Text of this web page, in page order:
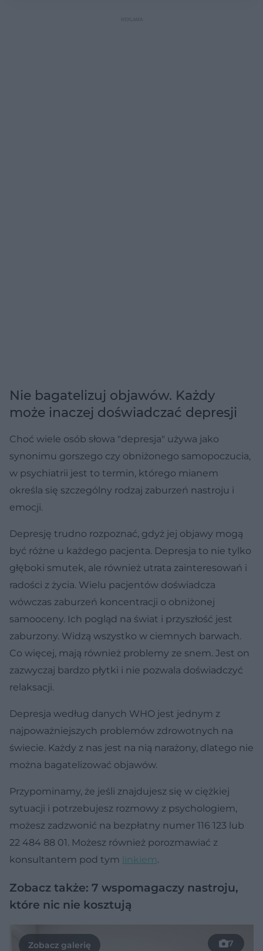
Nie bagatelizuj objawów. Każdy
może inaczej doświadczać depresji
Choć wiele osób słowa "depresja" używa jako
synonimu gorszego czy obniżonego samopoczucia,
w psychiatrii jest to termin, którego mianem
określa się szczególny rodzaj zaburzeń nastroju i
emocji.
Depresję trudno rozpoznać, gdyż jej objawy mogą
być różne u każdego pacjenta. Depresja to nie tylko
głęboki smutek, ale również utrata zainteresowań i
radości z życia. Wielu pacjentów doświadcza
wówczas zaburzeń koncentracji o obniżonej
samooceny. Ich pogląd na świat i przyszłość jest
zaburzony. Widzą wszystko w ciemnych barwach.
Co więcej, mają również problemy ze snem. Jest on
zazwyczaj bardzo płytki i nie pozwala doświadczyć
relaksacji.
Depresja według danych WHO jest jednym z
najpoważniejszych problemów zdrowotnych na
świecie. Każdy z nas jest na nią narażony, dlatego nie
można bagatelizować objawów.
Przypominamy, że jeśli znajdujesz się w ciężkiej
sytuacji i potrzebujesz rozmowy z psychologiem,
możesz zadzwonić na bezpłatny numer 116 123 lub
22 484 88 01. Możesz również porozmawiać z
konsultantem pod tym linkiem.
Zobacz także: 7 wspomagaczy nastroju,
które nic nie kosztują
7